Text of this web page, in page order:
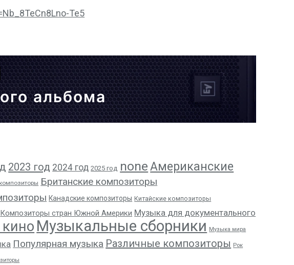
Te5
альбома
2023 год 2024 год 2025 год noneАмериканские
Британские композиторы
Канадские композиторы Китайские композиторы
Композиторы стран Южной Америки Музыка для документального
Музыкальные сборники Музыка мира
Популярная музыка Различные композиторы Рок